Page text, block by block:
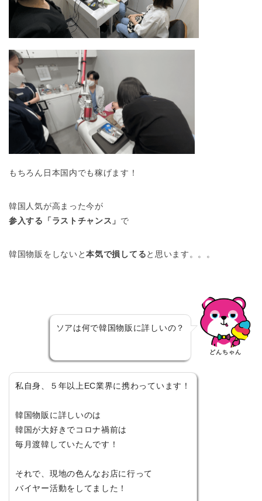
もちろん日本国内でも稼げます！
韓国人気が高まった今が
参入する「ラストチャンス」 で
韓国物販をしないと本気で損してると思います。。。
ソアは何で韓国物販に詳しいの？
どんちゃん
私自身、５年以上EC業界に携わっています！
韓国物販に詳しいのは
韓国が大好きでコロナ禍前は
毎月渡韓していたんです！
それで、現地の色んなお店に行って
バイヤー活動をしてました！